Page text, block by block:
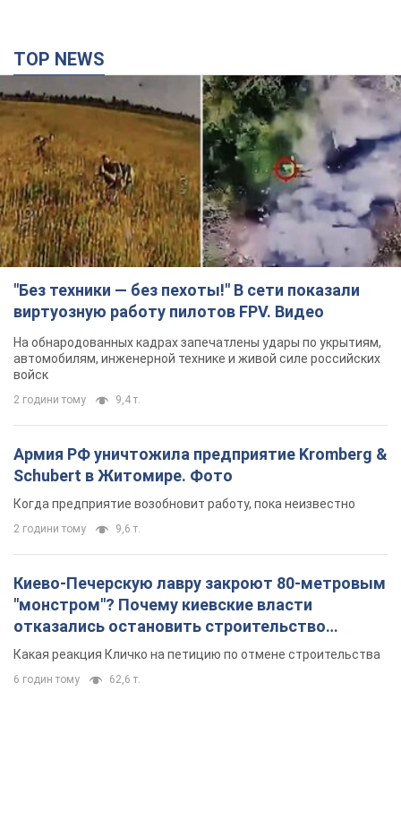
TOP NEWS
"Без техники — без пехоты!" В сети показали
виртуозную работу пилотов FPV. Видео
На обнародованных кадрах запечатлены удары по укрытиям,
автомобилям, инженерной технике и живой силе российских
войск
2 години тому 9,4 т.
Армия РФ уничтожила предприятие Kromberg &
Schubert в Житомире. Фото
Когда предприятие возобновит работу, пока неизвестно
2 години тому 9,6 т.
Киево-Печерскую лавру закроют 80-метровым
"монстром"? Почему киевские власти
отказались остановить строительство
небоскреба "московского верующего"
Какая реакция Кличко на петицию по отмене строительства
6 годин тому 62,6 т.